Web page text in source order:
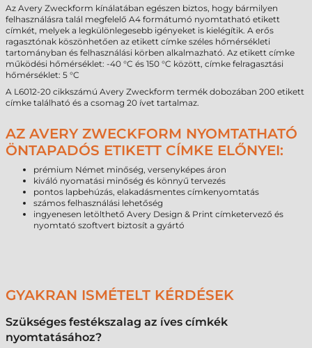
Az Avery Zweckform kínálatában egészen biztos, hogy bármilyen
felhasználásra talál megfelelő A4 formátumó nyomtatható etikett
címkét, melyek a legkülönlegesebb igényeket is kielégítik. A erős
ragasztónak köszönhetően az etikett címke széles hőmérsékleti
tartományban és felhasználási körben alkalmazható. Az etikett címke
működési hőmérséklet: -40 °C és 150 °C között, címke felragasztási
hőmérséklet: 5 °C
A L6012-20 cikkszámú Avery Zweckform termék dobozában 200 etikett
címke található és a csomag 20 ívet tartalmaz.
AZ AVERY ZWECKFORM NYOMTATHATÓ
ÖNTAPADÓS ETIKETT CÍMKE ELŐNYEI:
prémium Német minőség, versenyképes áron
kiváló nyomatási minőség és könnyű tervezés
pontos lapbehúzás, elakadásmentes címkenyomtatás
számos felhasználási lehetőség
ingyenesen letölthető Avery Design & Print címketervező és
nyomtató szoftvert biztosít a gyártó
GYAKRAN ISMÉTELT KÉRDÉSEK
Szükséges festékszalag az íves címkék
nyomtatásához?